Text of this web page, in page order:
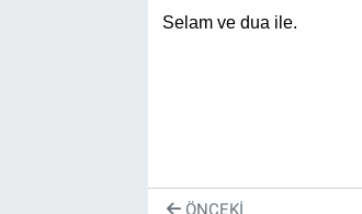
Selam ve dua ile.
ÖNCEKI